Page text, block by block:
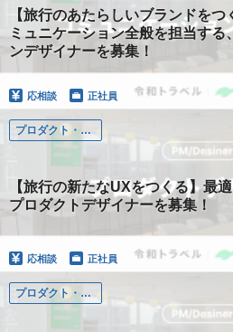
【旅行のあたらしいブランドをつ
ミュニケーション全般を担当する
ンデザイナーを募集！
応相談 正社員
プロダクト・デザイン
【旅行の新たなUXをつくる】最
プロダクトデザイナーを募集！
応相談 正社員
プロダクト・デザイン